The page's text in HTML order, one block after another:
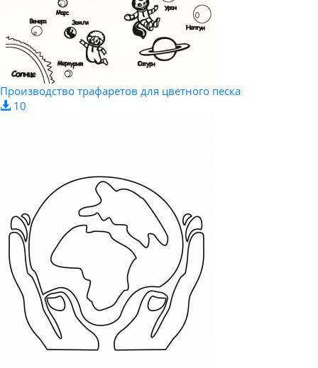
Производство трафаретов для цветного песка
10